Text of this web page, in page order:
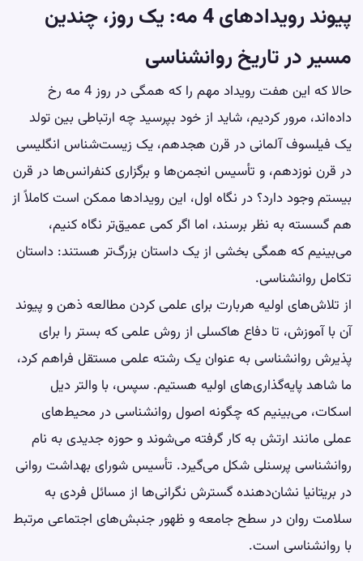
پیوند رویدادهای 4 مه: یک روز، چندین
مسیر در تاریخ روانشناسی
حالا که این هفت رویداد مهم را که همگی در روز 4 مه رخ
داده‌اند، مرور کردیم، شاید از خود بپرسید چه ارتباطی بین تولد
یک فیلسوف آلمانی در قرن هجدهم، یک زیست‌شناس انگلیسی
در قرن نوزدهم، و تأسیس انجمن‌ها و برگزاری کنفرانس‌ها در قرن
بیستم وجود دارد؟ در نگاه اول، این رویدادها ممکن است کاملاً از
هم گسسته به نظر برسند، اما اگر کمی عمیق‌تر نگاه کنیم،
می‌بینیم که همگی بخشی از یک داستان بزرگ‌تر هستند: داستان
تکامل روانشناسی.
از تلاش‌های اولیه هربارت برای علمی کردن مطالعه ذهن و پیوند
آن با آموزش، تا دفاع هاکسلی از روش علمی که بستر را برای
پذیرش روانشناسی به عنوان یک رشته علمی مستقل فراهم کرد،
ما شاهد پایه‌گذاری‌های اولیه هستیم. سپس، با والتر دیل
اسکات، می‌بینیم که چگونه اصول روانشناسی در محیط‌های
عملی مانند ارتش به کار گرفته می‌شوند و حوزه جدیدی به نام
روانشناسی پرسنلی شکل می‌گیرد. تأسیس شورای بهداشت روانی
در بریتانیا نشان‌دهنده گسترش نگرانی‌ها از مسائل فردی به
سلامت روان در سطح جامعه و ظهور جنبش‌های اجتماعی مرتبط
با روانشناسی است.